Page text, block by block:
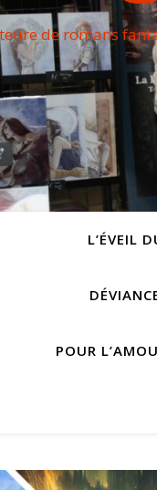
de romans
L’ÉVEIL
POUR